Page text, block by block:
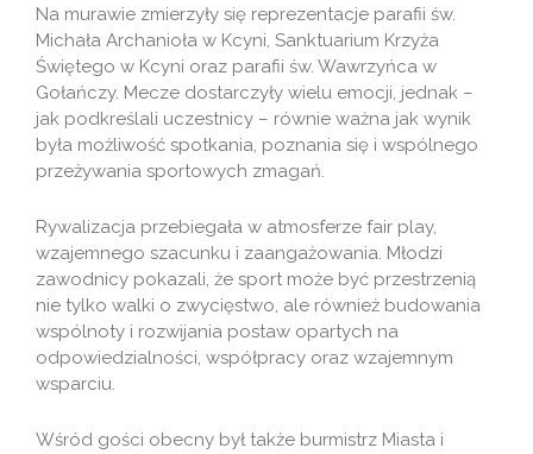
Na murawie zmierzyły się reprezentacje parafii św.
Michała Archanioła w Kcyni, Sanktuarium Krzyża
Świętego w Kcyni oraz parafii św. Wawrzyńca w
Gołańczy. Mecze dostarczyły wielu emocji, jednak –
jak podkreślali uczestnicy – równie ważna jak wynik
była możliwość spotkania, poznania się i wspólnego
przeżywania sportowych zmagań.
Rywalizacja przebiegała w atmosferze fair play,
wzajemnego szacunku i zaangażowania. Młodzi
zawodnicy pokazali, że sport może być przestrzenią
nie tylko walki o zwycięstwo, ale również budowania
wspólnoty i rozwijania postaw opartych na
odpowiedzialności, współpracy oraz wzajemnym
wsparciu.
Wśród gości obecny był także burmistrz Miasta i